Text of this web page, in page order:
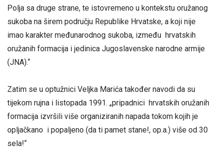
Polja sa druge strane, te istovremeno u kontekstu oružanog
sukoba na širem području Republike Hrvatske, a koji nije
imao karakter međunarodnog sukoba, između hrvatskih
oružanih formacija i jedinica Jugoslavenske narodne armije
(JNA).“
Zatim se u optužnici Veljka Marića također navodi da su
tijekom rujna i listopada 1991. „pripadnici hrvatskih oružanih
formacija izvršili više organiziranih napada tokom kojih je
opljačkano i popaljeno (da ti pamet stane!, op.a.) više od 30
sela!“